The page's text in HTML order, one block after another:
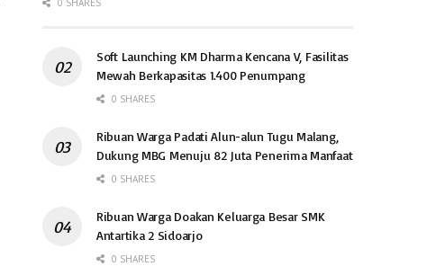
Soft Launching KM Dharma Kencana V, Fasilitas
Mewah Berkapasitas 1.400 Penumpang
0 SHARES
Ribuan Warga Padati Alun-alun Tugu Malang,
Dukung MBG Menuju 82 Juta Penerima Manfaat
0 SHARES
Ribuan Warga Doakan Keluarga Besar SMK
Antartika 2 Sidoarjo
0 SHARES